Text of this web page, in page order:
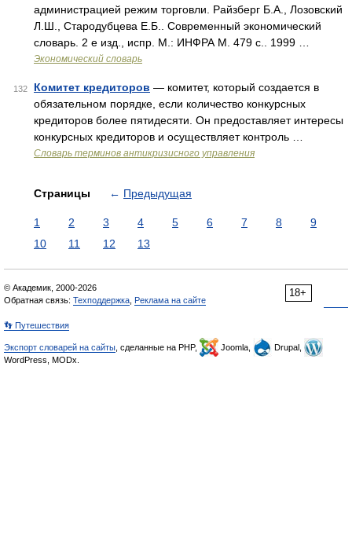
администрацией режим торговли. Райзберг Б.А., Лозовский
Л.Ш., Стародубцева Е.Б.. Современный экономический
словарь. 2 е изд., испр. М.: ИНФРА М. 479 с.. 1999 …
Экономический словарь
132 Комитет кредиторов — комитет, который создается в
обязательном порядке, если количество конкурсных
кредиторов более пятидесяти. Он предоставляет интересы
конкурсных кредиторов и осуществляет контроль …
Словарь терминов антикризисного управления
Страницы ← Предыдущая
1 2 3 4 5 6 7 8
9
10
11 12 13
18+
© Академик, 2000-2026
Обратная связь: Техподдержка Реклама на сайте
👣 Путешествия
Экспорт словарей на сайты , сделанные на PHP, Joomla,
Drupal,
WordPress, MODx.